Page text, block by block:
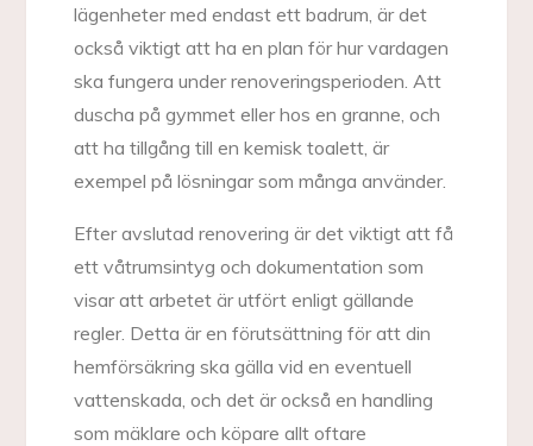
lägenheter med endast ett badrum, är det
också viktigt att ha en plan för hur vardagen
ska fungera under renoveringsperioden. Att
duscha på gymmet eller hos en granne, och
att ha tillgång till en kemisk toalett, är
exempel på lösningar som många använder.
Efter avslutad renovering är det viktigt att få
ett våtrumsintyg och dokumentation som
visar att arbetet är utfört enligt gällande
regler. Detta är en förutsättning för att din
hemförsäkring ska gälla vid en eventuell
vattenskada, och det är också en handling
som mäklare och köpare allt oftare